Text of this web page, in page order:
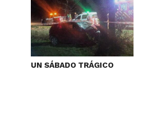
UN SÁBADO TRÁGICO